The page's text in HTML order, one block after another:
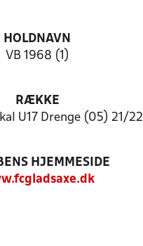
HOLDNAVN
VB 1968 (1)
RÆKKE
U17 Drenge (05) 21/22
HJEMMESIDE